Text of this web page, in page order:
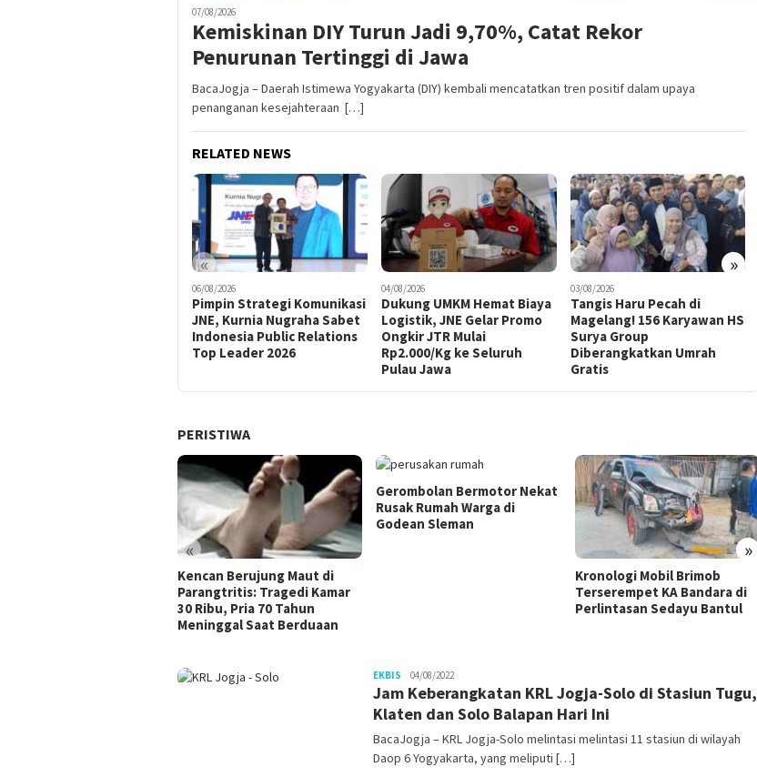
07/08/2026
Kemiskinan DIY Turun Jadi 9,70%, Catat Rekor
Penurunan Tertinggi di Jawa
BacaJogja – Daerah Istimewa Yogyakarta (DIY) kembali mencatatkan tren positif dalam upaya
penanganan kesejahteraan […]
RELATED NEWS
« »
06/08/2026
Pimpin Strategi Komunikasi
JNE, Kurnia Nugraha Sabet
Indonesia Public Relations
Top Leader 2026
04/08/2026
Dukung UMKM Hemat Biaya
Logistik, JNE Gelar Promo
Ongkir JTR Mulai
Rp2.000/Kg ke Seluruh
Pulau Jawa
03/08/2026
Tangis Haru Pecah di
Magelang! 156 Karyawan HS
Surya Group
Diberangkatkan Umrah
Gratis
PERISTIWA
« »
Kencan Berujung Maut di
Parangtritis: Tragedi Kamar
30 Ribu, Pria 70 Tahun
Meninggal Saat Berduaan
Gerombolan Bermotor Nekat
Rusak Rumah Warga di
Godean Sleman
Kronologi Mobil Brimob
Terserempet KA Bandara di
Perlintasan Sedayu Bantul
BACA
EKBIS Juno
04/08/2022
Jam Keberangkatan KRL Jogja-Solo di Stasiun Tugu,
Klaten dan Solo Balapan Hari Ini
BacaJogja – KRL Jogja-Solo melintasi melintasi 11 stasiun di wilayah
Daop 6 Yogyakarta, yang meliputi […]